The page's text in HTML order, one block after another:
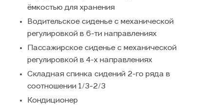
ёмкостью для хранения
Водительское сиденье с механической
регулировкой в 6-ти направлениях
Пассажирское сиденье с механической
регулировкой в 4-х направлениях
Складная спинка сидений 2-го ряда в
соотношении 1/3-2/3
Кондиционер